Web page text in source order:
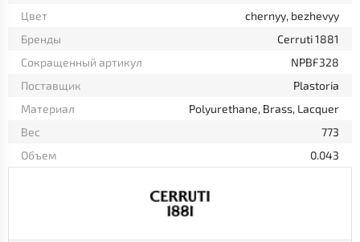
Цвет
chernyy, bezhevyy
Бренды
Cerruti 1881
Сокращенный артикул
NPBF328
Поставщик
Plastoria
Материал
Polyurethane, Brass, Lacquer
Вес
773
Объем
0.043